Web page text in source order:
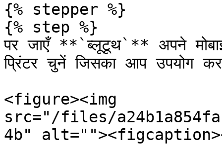
{% stepper %}
{% step %}
पर जाएँ **`ब्लूटूथ`** अपने
प्रिंटर चुनें जिसका आप उपयोग
<figure><img
src="/files/
4b"